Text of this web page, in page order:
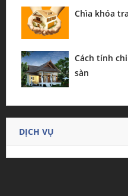
Chìa khóa
Cách tính
sàn
DỊCH VỤ